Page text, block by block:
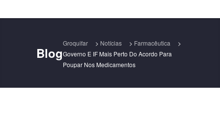
Blog
Groquifar > Notícias > Farmacêutica
>
Governo E IF Mais Perto Do Acordo Para
Poupar Nos Medicamentos